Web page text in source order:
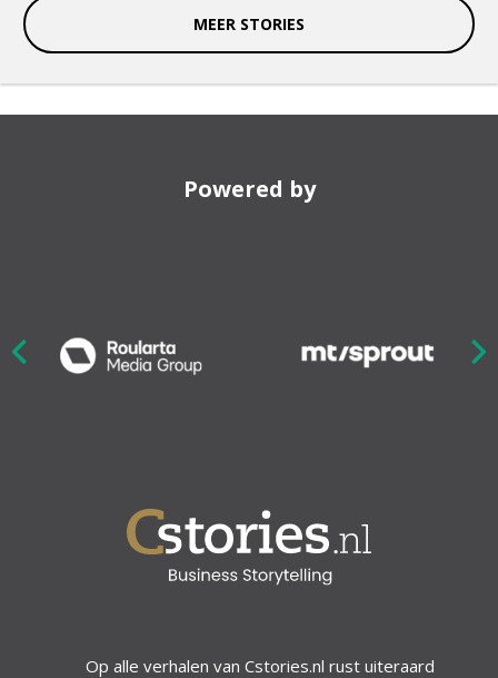
MEER STORIES
Powered by
Op alle verhalen van Cstories.nl rust uiteraard